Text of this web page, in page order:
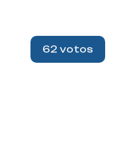
62 votos